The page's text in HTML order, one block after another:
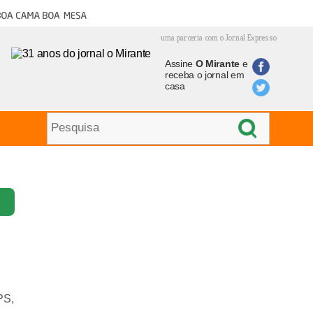
cama boa mesa
uma parceria com o Jornal Expresso
Assine O Mirantee
receba o jornal em
casa